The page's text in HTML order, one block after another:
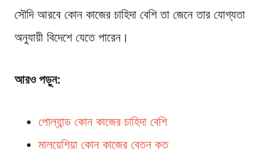
সৌদি আরবে কোন কাজের চাহিদা বেশি তা জেনে তার যোগ্যতা
অনুযায়ী বিদেশে যেতে পারেন।
আরও পড়ুন:
পোল্যান্ড কোন কাজের চাহিদা বেশি
মালয়েশিয়া কোন কাজের বেতন কত